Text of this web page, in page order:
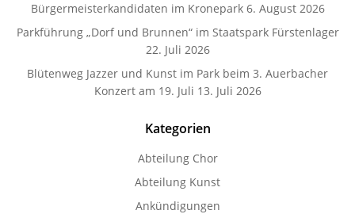
Bürgermeisterkandidaten im Kronepark 6. August 2026
Parkführung „Dorf und Brunnen“ im Staatspark Fürstenlager
22. Juli 2026
Blütenweg Jazzer und Kunst im Park beim 3. Auerbacher
Konzert am 19. Juli 13. Juli 2026
Kategorien
Abteilung Chor
Abteilung Kunst
Ankündigungen